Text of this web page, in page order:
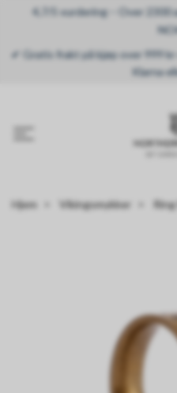
4,7/5 vurdering – Over 2300
✔ Gratis frakt på kjøp over 999
Klarna
Hjem Vikingsmykker